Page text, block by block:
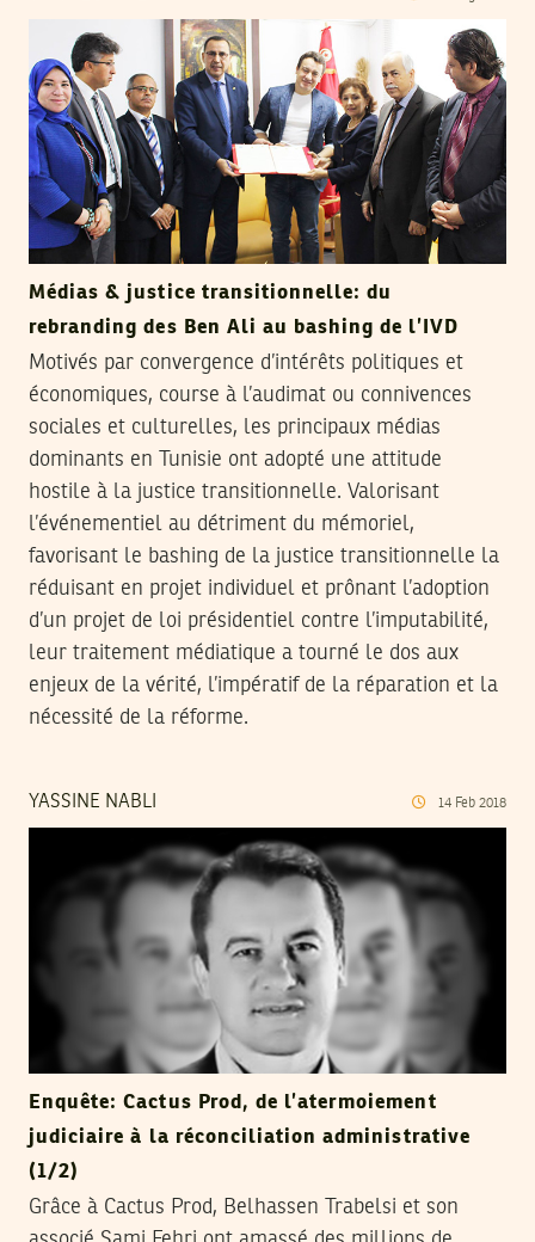
Médias & justice transitionnelle: du
rebranding des Ben Ali au bashing de l’IVD
Motivés par convergence d’intérêts politiques et
économiques, course à l’audimat ou connivences
sociales et culturelles, les principaux médias
dominants en Tunisie ont adopté une attitude
hostile à la justice transitionnelle. Valorisant
l’événementiel au détriment du mémoriel,
favorisant le bashing de la justice transitionnelle la
réduisant en projet individuel et prônant l’adoption
d’un projet de loi présidentiel contre l’imputabilité,
leur traitement médiatique a tourné le dos aux
enjeux de la vérité, l’impératif de la réparation et la
nécessité de la réforme.
YASSINE NABLI 14 Feb 2018
Enquête: Cactus Prod, de l’atermoiement
judiciaire à la réconciliation administrative
(1/2)
Grâce à Cactus Prod, Belhassen Trabelsi et son